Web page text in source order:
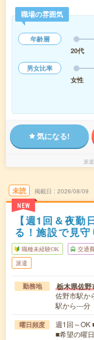
職場の雰囲気
年齢層
20代
男女比率
女性
気になる!
派
未読
NEW
掲載日 2026/08/09
【週1回＆夜勤
る！施設で見守
職種未経験OK 交通
派遣
勤務地 栃木県佐野
佐野市駅か
駅から---分
曜日頻度
週1回～OK
■希望の曜